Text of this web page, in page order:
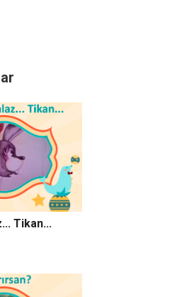
Tikan...